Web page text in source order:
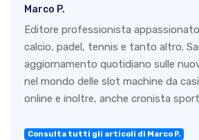
Marco P.
Editore professionista
calcio, padel, tennis e tanto altro.
aggiornamento quotidiano sulle
nel mondo delle slot machine da
online e inoltre, anche cronista
Consulta tutti gli articoli di Marco P.